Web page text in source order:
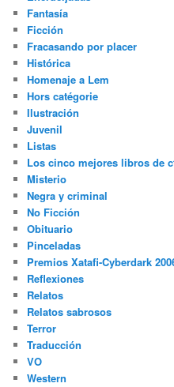
Fantasía
Ficción
Fracasando por placer
Histórica
Homenaje a Lem
Hors catégorie
Ilustración
Juvenil
Listas
Los cinco mejores libros de
Misterio
Negra y criminal
No Ficción
Obituario
Pinceladas
Premios Xatafi-Cyberdark
Reflexiones
Relatos
Relatos sabrosos
Terror
Traducción
VO
Western